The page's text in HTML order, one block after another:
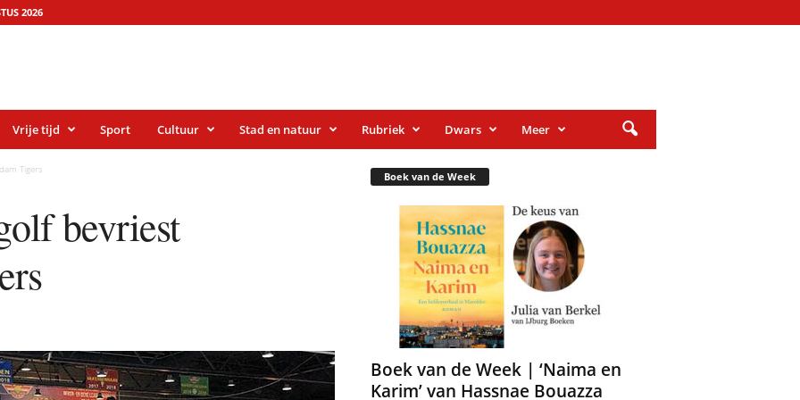
2026
Vrije tijd Sport Cultuur Stad en natuur Rubriek Dwars Meer
Tigers
bevriest
Boek van de Week
Boek van de Week | ‘Naima en
Karim’ van Hassnae Bouazza